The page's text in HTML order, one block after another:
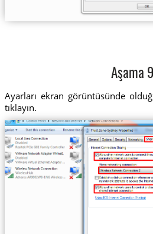
Aşama 9
Ayarları ekran görüntüsünde
tıklayın.